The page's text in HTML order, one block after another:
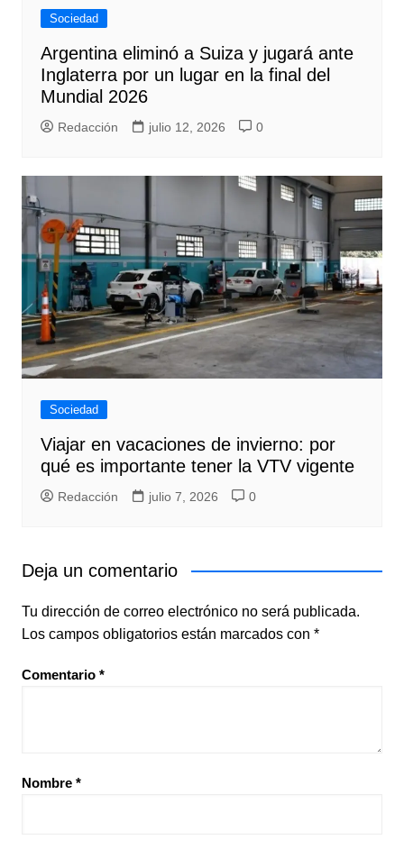
Sociedad
Argentina eliminó a Suiza y jugará ante
Inglaterra por un lugar en la final del
Mundial 2026
Redacción julio 12, 2026 0
Sociedad
Viajar en vacaciones de invierno: por
qué es importante tener la VTV vigente
Redacción julio 7, 2026 0
Deja un comentario
Tu dirección de correo electrónico no será publicada.
Los campos obligatorios están marcados con *
Comentario *
Nombre *